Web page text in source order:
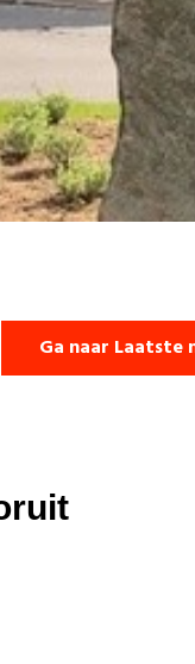
Ga naar Laatste